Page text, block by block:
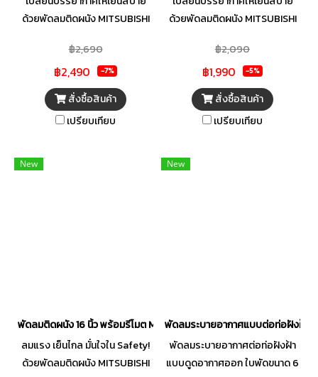
ด้วยพัดลมติดผนัง MITSUBISHI
ห้องภายในบ้านได้อย่างลงตัว
สามารถปรับส่ายซ้าย-ขวา และ
ปรับแรงลมได้ตามความต้องการ
เพิ่มความปลอดภัยด้วยระบบตัด
ไฟอัตโนมัติเทอร์มอลฟิวส์ สินค้า
จากการไฟฟ้าฝ่ายผลิตแห่ง
฿2,690
฿2,490 -7%
สั่งซื้อสินค้า
เปรียบเทียบ
ด้วยพัดลมติดผนัง MITSUBISHI
ห้องภายในบ้านได้อย่างลงตัว
สามารถปรับส่ายซ้าย-ขวา และ
ปรับแรงลมได้ตามความต้องการ
เพิ่มความปลอดภัยด้วยระบบตัด
ไฟอัตโนมัติเทอร์มอลฟิวส์ สินค้า
จากการไฟฟ้าฝ่ายผลิตแห่ง
฿2,090
฿1,990 -5%
สั่งซื้อสินค้า
เปรียบเทียบ
New
พัดลมติดผนัง 16 นิ้ว พร้อมรีโมต MITSUBISHI ELECTRIC รุ่น W16A-RC
ลมแรง เย็นไกล มั่นใจใน Safety!
ด้วยพัดลมติดผนัง MITSUBISHI
New
พัดลมระบายอากาศแบบต่อท่อฝังฝ้า 6
พัดลมระบายอากาศต่อท่อฝังฝ้า
แบบดูดอากาศออก ใบพัดขนาด 6